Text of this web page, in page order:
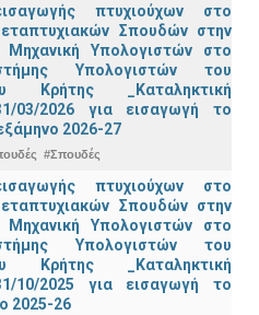
πτυχιούχων στo
Σπουδών στην
Μηχανική Υπολογιστών στο
Υπολογιστών του
Κρήτης _Καταληκτική
03/2026 για εισαγωγή το
2026-27
#Σπουδές
πτυχιούχων στo
Σπουδών στην
Μηχανική Υπολογιστών στο
Υπολογιστών του
Κρήτης _Καταληκτική
10/2025 για εισαγωγή το
2025-26